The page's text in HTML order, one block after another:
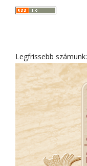
Legfrissebb számunk: